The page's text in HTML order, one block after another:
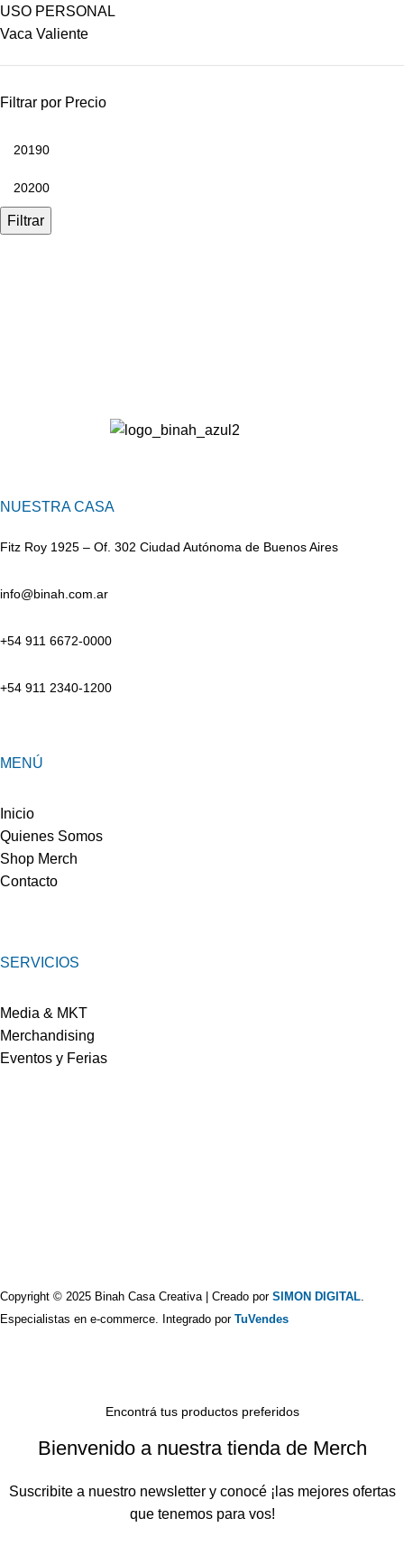
USO PERSONAL
Vaca Valiente
Filtrar por Precio
Filtrar
NUESTRA CASA
Fitz Roy 1925 – Of. 302 Ciudad Autónoma de Buenos Aires
info@binah.com.ar
+54 911 6672-0000
+54 911 2340-1200
MENÚ
Inicio
Quienes Somos
Shop Merch
Contacto
SERVICIOS
Media & MKT
Merchandising
Eventos y Ferias
Copyright © 2025 Binah Casa Creativa | Creado por SIMON DIGITAL.
Especialistas en e-commerce. Integrado porTuVendes
Encontrá tus productos preferidos
Bienvenido a nuestra tienda de Merch
Suscribite a nuestro newsletter y conocé ¡las mejores ofertas
que tenemos para vos!